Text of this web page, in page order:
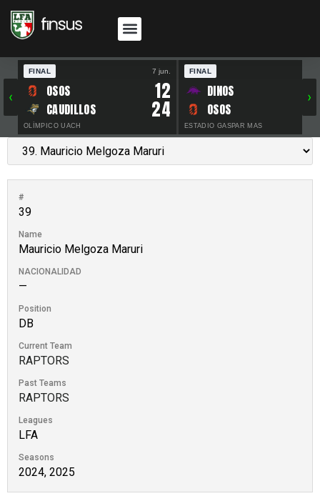
‹
FINAL 7 jun.
OSOS 12
CAUDILLOS 24
OLÍMPICO UACH
FINAL
DINOS
OSOS
ESTADIO GASPAR MAS
›
#
39
Name
Mauricio Melgoza Maruri
NACIONALIDAD
—
Position
DB
Current Team
RAPTORS
Past Teams
RAPTORS
Leagues
LFA
Seasons
2024, 2025